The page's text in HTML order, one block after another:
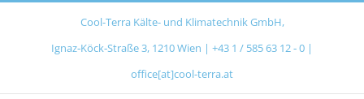
springen
Cool-Terra Kälte- und Klimatechnik GmbH,
Ignaz‑Köck‑Straße 3, 1210 Wien | +43 1 / 585 63 12 ‑ 0 |
office[at]cool-terra.at